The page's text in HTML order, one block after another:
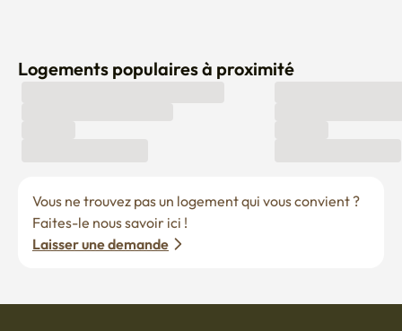
Logements populaires à proximité
Vous ne trouvez pas un logement qui vous convient ?
Faites-le nous savoir ici !
Laisser une demande